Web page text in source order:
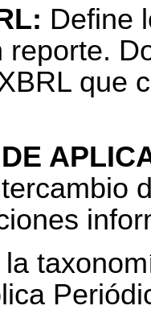
Define
reporte.
que